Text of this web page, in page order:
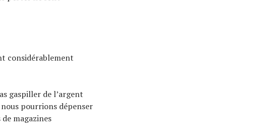
considérablement
gaspiller de l’argent
pourrions dépenser
magazines